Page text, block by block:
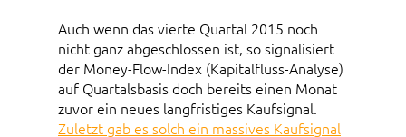
Auch wenn das vierte Quartal 2015 noch
nicht ganz abgeschlossen ist, so signalisiert
der Money-Flow-Index (Kapitalfluss-Analyse)
auf Quartalsbasis doch bereits einen Monat
zuvor ein neues langfristiges Kaufsignal.
Zuletzt gab es solch ein massives Kaufsignal